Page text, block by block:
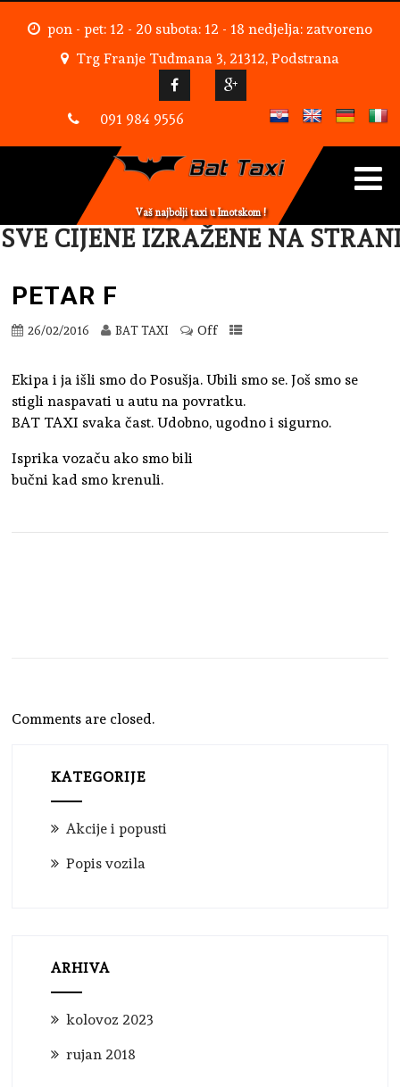
pon - pet: 12 - 20 subota: 12 - 18 nedjelja: zatvoreno
Trg Franje Tuđmana 3, 21312, Podstrana
091 984 9556
Vaš najbolji taxi u Imotskom !
CIJENE IZRAŽENE NA
PETAR F
26/02/2016 BAT TAXI Off
Ekipa i ja išli smo do Posušja. Ubili smo se. Još smo se
stigli naspavati u autu na povratku.
BAT TAXI svaka čast. Udobno, ugodno i sigurno.
Isprika vozaču ako smo bili
bučni kad smo krenuli.
Comments are closed.
KATEGORIJE
Akcije i popusti
Popis vozila
ARHIVA
kolovoz 2023
rujan 2018